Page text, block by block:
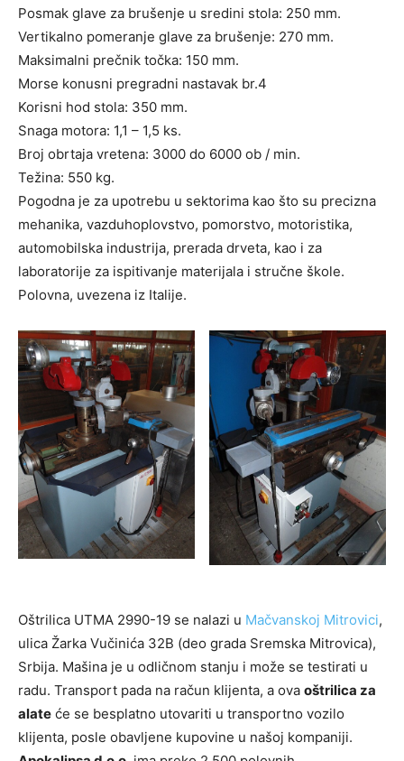
Posmak glave za brušenje u sredini stola: 250 mm.
Vertikalno pomeranje glave za brušenje: 270 mm.
Maksimalni prečnik točka: 150 mm.
Morse konusni pregradni nastavak br.4
Korisni hod stola: 350 mm.
Snaga motora: 1,1 – 1,5 ks.
Broj obrtaja vretena: 3000 do 6000 ob / min.
Težina: 550 kg.
Pogodna je za upotrebu u sektorima kao što su precizna
mehanika, vazduhoplovstvo, pomorstvo, motoristika,
automobilska industrija, prerada drveta, kao i za
laboratorije za ispitivanje materijala i stručne škole.
Polovna, uvezena iz Italije.
Oštrilica UTMA 2990-19 se nalazi u Mačvanskoj Mitrovici,
ulica Žarka Vučinića 32B (deo grada Sremska Mitrovica),
Srbija. Mašina je u odličnom stanju i može se testirati u
radu. Transport pada na račun klijenta, a ova oštrilica za
alate će se besplatno utovariti u transportno vozilo
klijenta, posle obavljene kupovine u našoj kompaniji.